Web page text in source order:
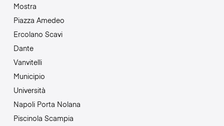
Mostra
Piazza Amedeo
Ercolano Scavi
Dante
Vanvitelli
Municipio
Università
Napoli Porta Nolana
Piscinola Scampia